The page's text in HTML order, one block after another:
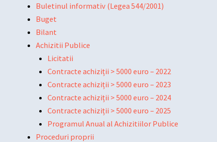
Buletinul informativ (Legea 544/2001)
Buget
Bilant
Achizitii Publice
Licitatii
Contracte achiziții > 5000 euro – 2022
Contracte achiziții > 5000 euro – 2023
Contracte achiziții > 5000 euro – 2024
Contracte achiziții > 5000 euro – 2025
Programul Anual al Achizitiilor Publice
Proceduri proprii